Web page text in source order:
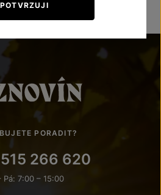
PORADIT?
266 620
Pá: 7:00 – 15:00
POTVRZUJI